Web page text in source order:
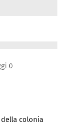
0
della colonia